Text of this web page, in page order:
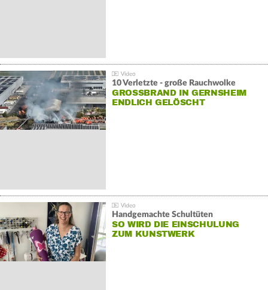
10 Verletzte - große Rauchwolke
GROSSBRAND IN GERNSHEIM E
NDLICH GELÖSCHT
Handgemachte Schultüten
SO WIRD DIE EINSCHULUNG
ZUM KUNSTWERK